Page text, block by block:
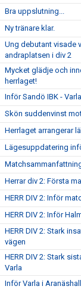
Bra uppslutning...
Ny tränare klar.
Ung debutant visade
andraplatsen i div 2
Mycket glädje och
herrlaget!
Inför Sandö IBK -
Skön suddenvinst
Herrlaget arrangerar
Lägesuppdatering
Herrar div 2: Första
HERR DIV 2: Inför
HERR DIV 2: Inför
HERR DIV 2: Stark
vägen
HERR DIV 2: Stark
Varla
Inför Varla i